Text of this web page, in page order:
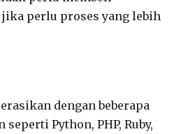
perlu proses yang lebih
dengan beberapa
Python, PHP, Ruby,